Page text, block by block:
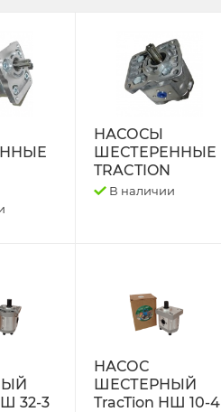
НАСОСЫ
ШЕСТЕРЕННЫЕ
TRACTION
В наличии
32-3
НАСОС
ШЕСТЕРНЫЙ
TracTion НШ 10-4